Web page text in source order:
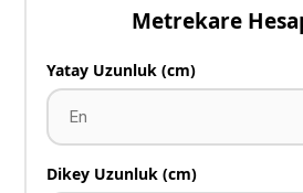
Metrekare
Yatay Uzunluk (cm)
Dikey Uzunluk (cm)